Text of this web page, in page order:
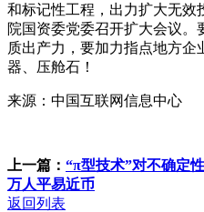
和标记性工程，出力扩大无效
院国资委党委召开扩大会议
质出产力，要加力指点地方
器、压舱石！
来源：中国互联网信息中心
上一篇： “π型技术”对不确定
万人平易近币
返回列表